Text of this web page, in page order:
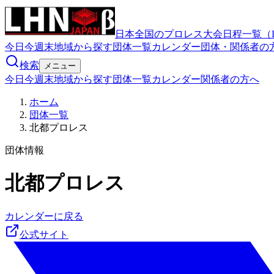
日本全国のプロレス大会日程一覧（
今日 今週末地域から探す団体一覧カレンダー団体・関係者の
検索
メニュー
今日 今週末地域から探す団体一覧カレンダー関係者の方へ
ホーム
団体一覧
北都プロレス
団体情報
北都プロレス
カレンダーに戻る
公式サイト